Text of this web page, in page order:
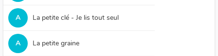
A La petite clé - Je lis tout seul
A La petite graine